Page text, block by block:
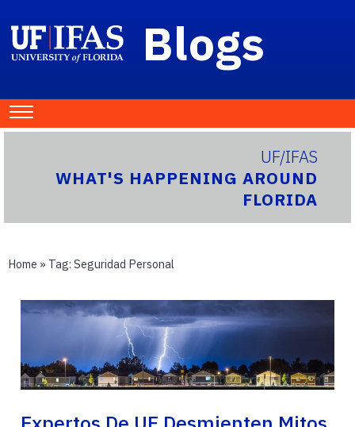
Blogs
UF/IFAS
WHAT'S HAPPENING AROUND
FLORIDA
Home » Tag: Seguridad Personal